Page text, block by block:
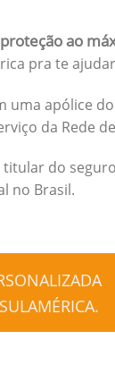
ao
pra te
uma apólice
da Rede
do
no Brasil.